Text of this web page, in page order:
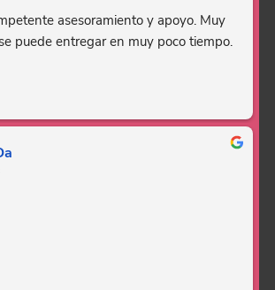
asesoramiento y apoyo. Muy
puede entregar en muy poco tiempo.